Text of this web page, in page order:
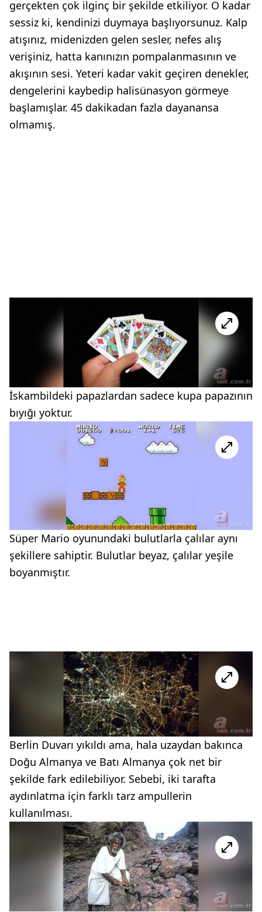
gerçekten çok ilginç bir şekilde etkiliyor. O kadar
sessiz ki, kendinizi duymaya başlıyorsunuz. Kalp
atışınız, midenizden gelen sesler, nefes alış
verişiniz, hatta kanınızın pompalanmasının ve
akışının sesi. Yeteri kadar vakit geçiren denekler,
dengelerini kaybedip halisünasyon görmeye
başlamışlar. 45 dakikadan fazla dayanansa
olmamış.
İskambildeki papazlardan sadece kupa papazının
bıyığı yoktur.
Süper Mario oyunundaki bulutlarla çalılar aynı
şekillere sahiptir. Bulutlar beyaz, çalılar yeşile
boyanmıştır.
Berlin Duvarı yıkıldı ama, hala uzaydan bakınca
Doğu Almanya ve Batı Almanya çok net bir
şekilde fark edilebiliyor. Sebebi, iki tarafta
aydınlatma için farklı tarz ampullerin
kullanılması.